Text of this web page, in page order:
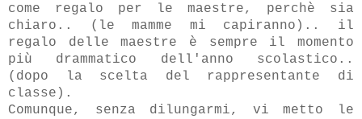
come regalo per le maestre, perchè sia
chiaro.. (le mamme mi capiranno).. il
regalo delle maestre è sempre il momento
più drammatico dell'anno scolastico..
(dopo la scelta del rappresentante di
classe).
Comunque, senza dilungarmi, vi metto le